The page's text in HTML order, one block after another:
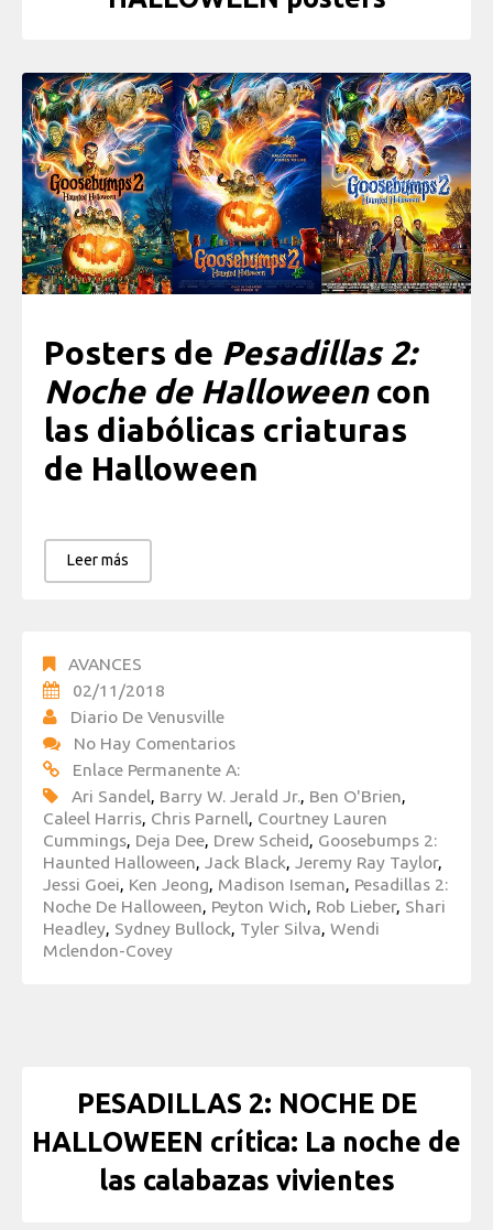
Posters de Pesadillas 2:
Noche de Halloweencon
las diabólicas criaturas
de Halloween
Leer más
AVANCES
02/11/2018
Diario De Venusville
No Hay Comentarios
Enlace Permanente A:
Ari Sandel, Barry W. Jerald Jr., Ben O'Brien,
Caleel Harris, Chris Parnell, Courtney Lauren
Cummings, Deja Dee, Drew Scheid, Goosebumps 2:
Haunted Halloween, Jack Black, Jeremy Ray Taylor,
Jessi Goei, Ken Jeong, Madison Iseman, Pesadillas 2:
Noche De Halloween, Peyton Wich, Rob Lieber, Shari
Headley, Sydney Bullock, Tyler Silva, Wendi
Mclendon-Covey
PESADILLAS 2: NOCHE DE
HALLOWEEN crítica: La noche de
las calabazas vivientes